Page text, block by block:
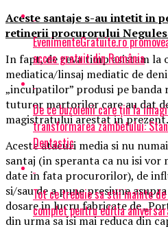
Aceste santaje s-au intetit in
retinerii procurorului
In fapt, de ceva timp asistam la
mediatica/linsaj mediatic de
„inculpatilor” produsi pe banda
tuturor martorilor care au dat
magistratului arestat in prezent.
Aceste atacuri media si nu
santaj (in speranta ca nu isi
date in fata procurorilor), de
si/sau de a pune presiune
dosare in lucru fabricate de
din urma sa isi mai reduca din
EvenimenteGratuite.ro
acces gratuit din România
De ce buzoienii care țin la
transformarea zâmbetului:
Dentastic
Tot ce trebuie sa stii inainte
complet pentru editia